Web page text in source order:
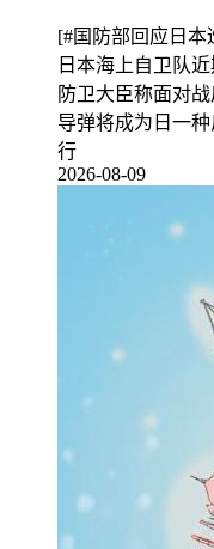
[#国防部回应日本
日本海上自卫队
防卫大臣称面对
导弹将成为日一
行
2026-08-09